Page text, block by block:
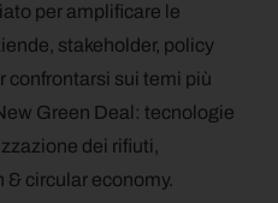
per amplificare le
stakeholder, policy
confrontarsi sui temi più
Green Deal: tecnologie
dei rifiuti,
circular economy.